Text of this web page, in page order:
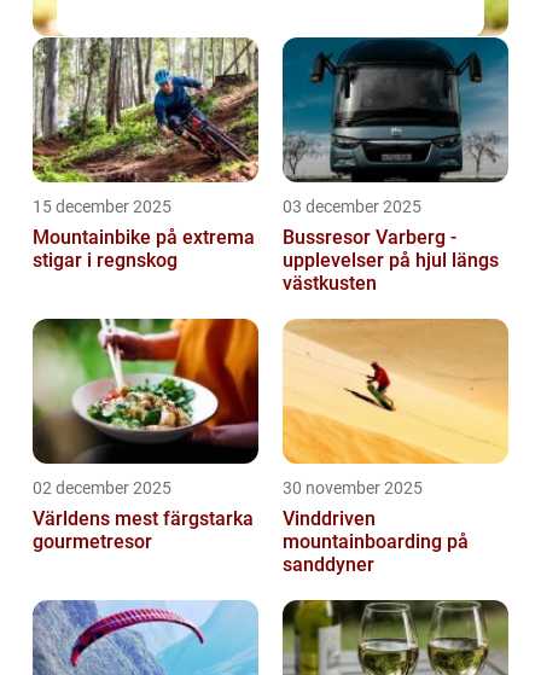
15 december 2025
Mountainbike på extrema
stigar i regnskog
03 december 2025
Bussresor Varberg -
upplevelser på hjul längs
västkusten
02 december 2025
Världens mest färgstarka
gourmetresor
30 november 2025
Vinddriven
mountainboarding på
sanddyner